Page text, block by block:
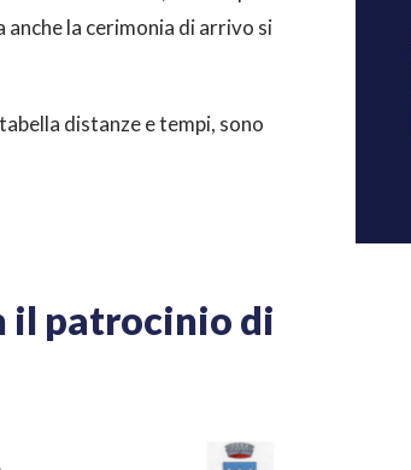
anche la cerimonia di arrivo si
distanze e tempi, sono
il patrocinio di